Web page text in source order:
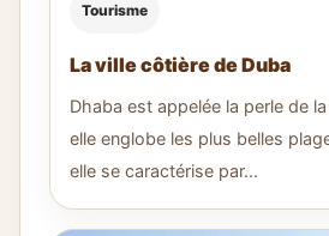
Tourisme
La ville côtière de Duba
Dhaba est appelée la perle de
elle englobe les plus belles
elle se caractérise par...